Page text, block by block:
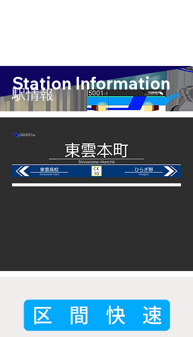
Station Information
​駅情報